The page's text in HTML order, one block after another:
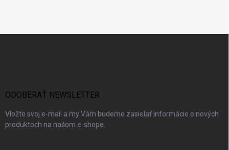
ODOBERAŤ NEWSLETTER
Vložte svoj e-mail a my Vám budeme zasielať informácie o nových
produktoch na našom e-shope.